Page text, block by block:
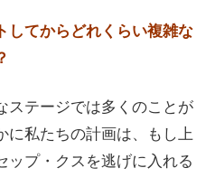
してからどれくらい複雑な
ステージでは多くのことが
に私たちの計画は、もし上
ップ・クスを逃げに入れる